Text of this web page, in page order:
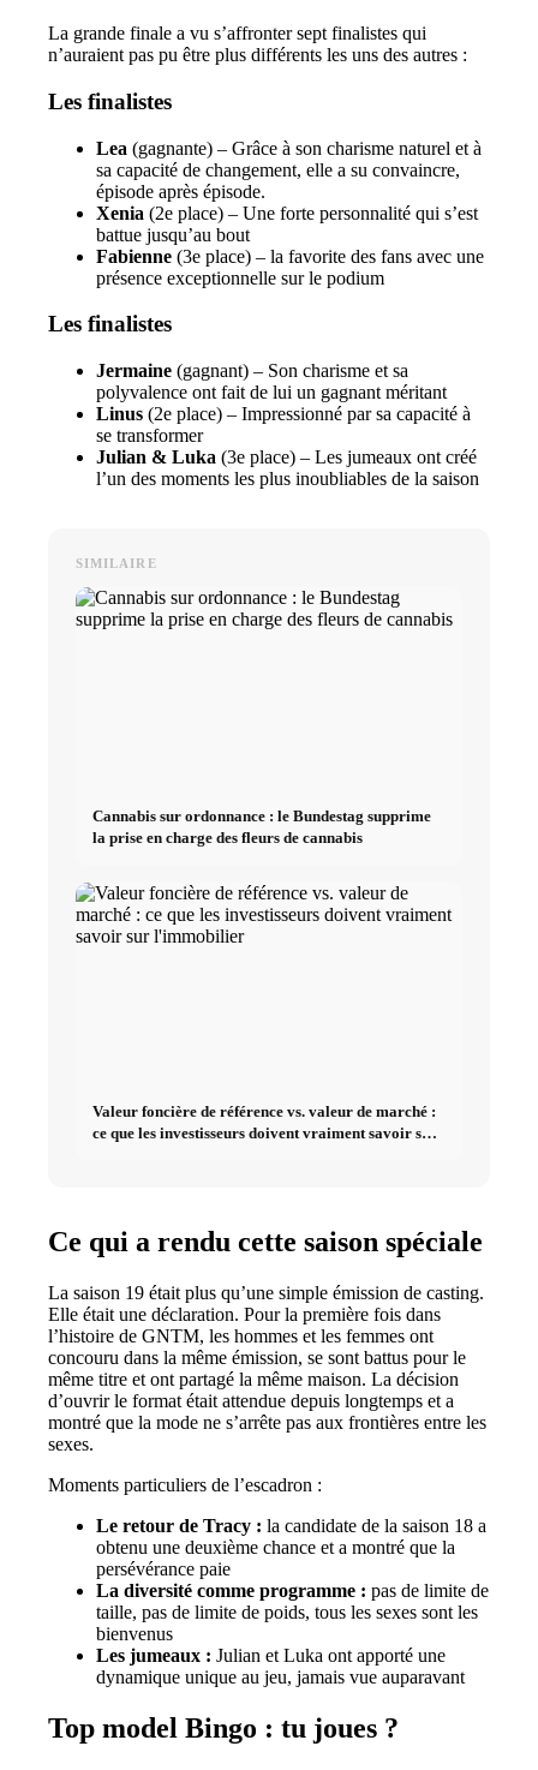
La grande finale a vu s’affronter sept finalistes qui
n’auraient pas pu être plus différents les uns des autres :
Les finalistes
Lea (gagnante) – Grâce à son charisme naturel et à
sa capacité de changement, elle a su convaincre,
épisode après épisode.
Xenia (2e place) – Une forte personnalité qui s’est
battue jusqu’au bout
Fabienne (3e place) – la favorite des fans avec une
présence exceptionnelle sur le podium
Les finalistes
Jermaine (gagnant) – Son charisme et sa
polyvalence ont fait de lui un gagnant méritant
Linus (2e place) – Impressionné par sa capacité à
se transformer
Julian & Luka (3e place) – Les jumeaux ont créé
l’un des moments les plus inoubliables de la saison
SIMILAIRE
Cannabis sur ordonnance : le Bundestag supprime
la prise en charge des fleurs de cannabis
Valeur foncière de référence vs. valeur de marché :
ce que les investisseurs doivent vraiment savoir sur
Ce qui a rendu cette saison spéciale
La saison 19 était plus qu’une simple émission de casting.
Elle était une déclaration. Pour la première fois dans
l’histoire de GNTM, les hommes et les femmes ont
concouru dans la même émission, se sont battus pour le
même titre et ont partagé la même maison. La décision
d’ouvrir le format était attendue depuis longtemps et a
montré que la mode ne s’arrête pas aux frontières entre les
sexes.
Moments particuliers de l’escadron :
Le retour de Tracy : la candidate de la saison 18 a
obtenu une deuxième chance et a montré que la
persévérance paie
La diversité comme programme : pas de limite de
taille, pas de limite de poids, tous les sexes sont les
bienvenus
Les jumeaux : Julian et Luka ont apporté une
dynamique unique au jeu, jamais vue auparavant
Top model Bingo : tu joues ?